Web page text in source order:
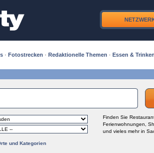
· Fotostrecken · Redaktionelle Themen · Essen &
Finden Sie
Ferienwohnungen,
und vieles mehr in
und Kategorien